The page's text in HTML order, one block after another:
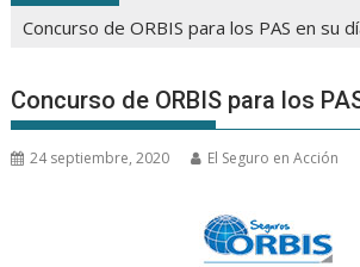
Concurso de ORBIS para los PAS en su
Concurso de ORBIS para los
24 septiembre, 2020 El Seguro en Acción